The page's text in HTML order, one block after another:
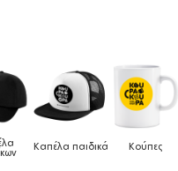
Κούπες
χρωματιστές
Κούπες
μεταλλικές